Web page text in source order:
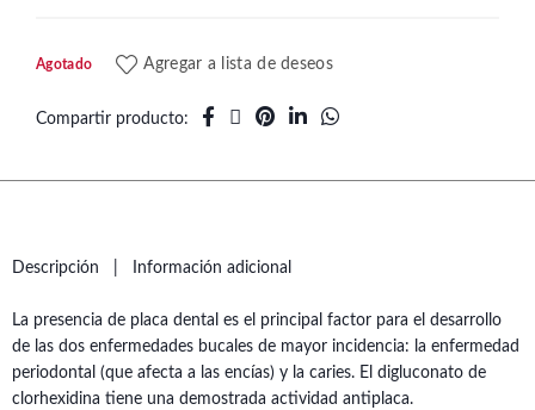
Agotado Agregar a lista de deseos
Compartir producto
Descripción Información adicional
La presencia de placa dental es el principal factor para el desarrollo
de las dos enfermedades bucales de mayor incidencia: la enfermedad
periodontal (que afecta a las encías) y la caries. El digluconato de
clorhexidina tiene una demostrada actividad antiplaca.